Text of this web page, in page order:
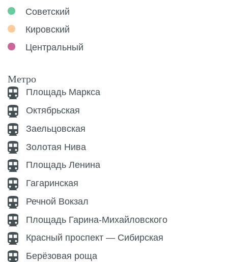
Советский
Кировский
Центральный
Метро
Площадь Маркса
Октябрьская
Заельцовская
Золотая Нива
Площадь Ленина
Гагаринская
Речной Вокзал
Площадь Гарина-Михайловского
Красный проспект — Сибирская
Берёзовая роща